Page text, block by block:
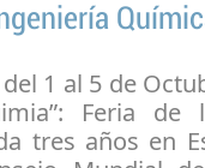
1 al 5 de
Feria de
tres años en